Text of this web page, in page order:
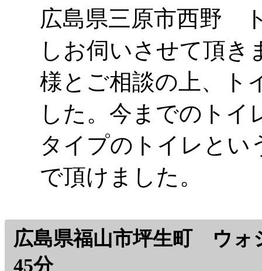
広島県三原市西野
しお伺いさせて頂き
様とご相談の上、ト
した。今までのトイ
タイプのトイレとい
で頂けました。
広島県福山市坪生町 ウ
45分